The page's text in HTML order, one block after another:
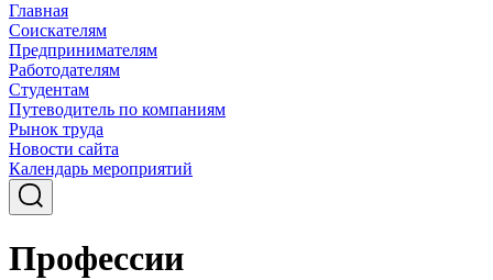
Главная
Соискателям
Предпринимателям
Работодателям
Студентам
Путеводитель по компаниям
Рынок труда
Новости сайта
Календарь мероприятий
Профессии